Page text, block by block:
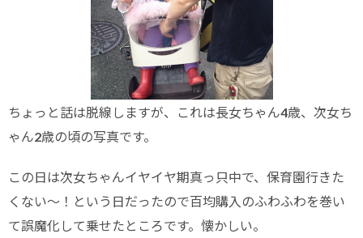
ちょっと話は脱線しますが、これは長女ちゃん4歳、次女ち
ゃん2歳の頃の写真です。
この日は次女ちゃんイヤイヤ期真っ只中で、保育園行きた
くない〜！という日だったので百均購入のふわふわを巻い
て誤魔化して乗せたところです。懐かしい。